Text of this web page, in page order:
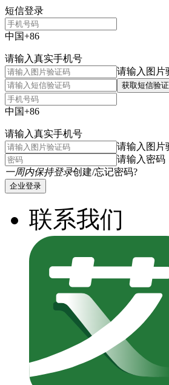
短信登录
中国+86
请输入真实手机号
请输入图片
获取短信验
中国+86
请输入真实手机号
请输入图片
请输入密码
一周内保持登录创建/忘记密码?
企业登录
联系我们